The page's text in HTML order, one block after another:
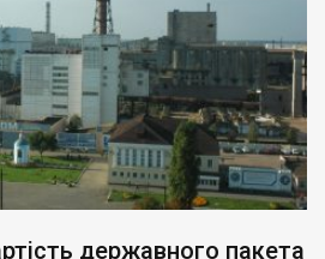
державного пакета